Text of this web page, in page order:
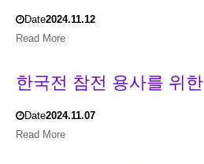
Date2024.11.12
Read More
한국전 참전 용사를 위한
Date2024.11.07
Read More